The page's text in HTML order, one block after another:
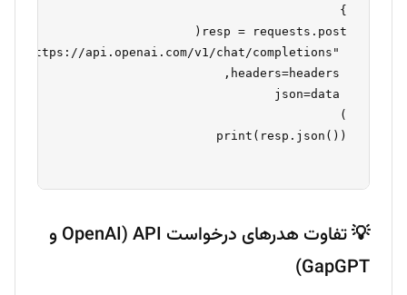
💡 تفاوت هدرهای درخواست API (OpenAI و
GapGPT)